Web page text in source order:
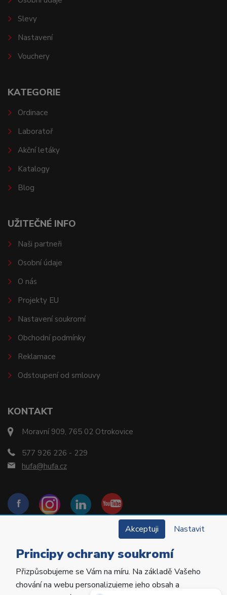
KONTAKT
Moravní 909, 765 02 Otrokovice
577 926 226 - 229
hufa@hufa.cz
Slevy
Nastavení
Vouchery
KATEGORIE
Ordinace
Laboratoř
Akční letáky
Katalogy
Blog
UŽITEČNÉ INFO
Naši partneři
Osobní údaje
O nás
Projekty EU
Nastavení soukromí
Obchodní podmínky
Reklamace
Odstoupení od smlouvy
Copyright © 2022 Hu-Fa Dental a.s. Všechna práva
vyhrazena.
Akceptuji Nastavit
Principy ochrany soukromí
Přizpůsobujeme se Vám na míru. Na základě Vašeho
chování na webu personalizujeme jeho obsah a